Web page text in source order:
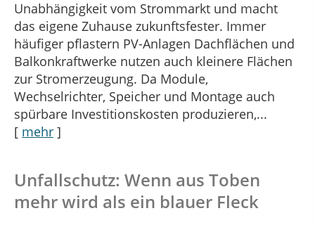
Unabhängigkeit vom Strommarkt und macht
das eigene Zuhause zukunftsfester. Immer
häufiger pflastern PV-Anlagen Dachflächen und
Balkonkraftwerke nutzen auch kleinere Flächen
zur Stromerzeugung. Da Module,
Wechselrichter, Speicher und Montage auch
spürbare Investitionskosten produzieren,...
[ mehr ]
Unfallschutz: Wenn aus Toben
mehr wird als ein blauer Fleck